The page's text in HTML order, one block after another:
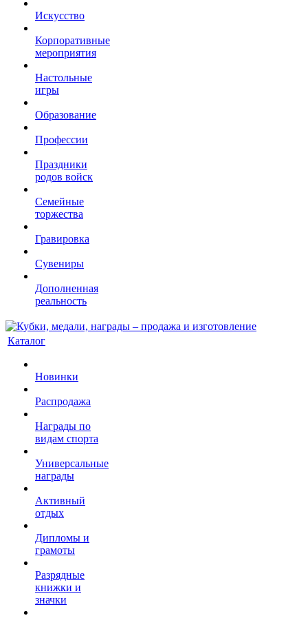
Искусство
Корпоративные
мероприятия
Настольные
игры
Образование
Профессии
Праздники
родов войск
Семейные
торжества
Гравировка
Сувениры
Дополненная
реальность
Каталог
Новинки
Распродажа
Награды по
видам спорта
Универсальные
награды
Активный
отдых
Дипломы и
грамоты
Разрядные
книжки и
значки